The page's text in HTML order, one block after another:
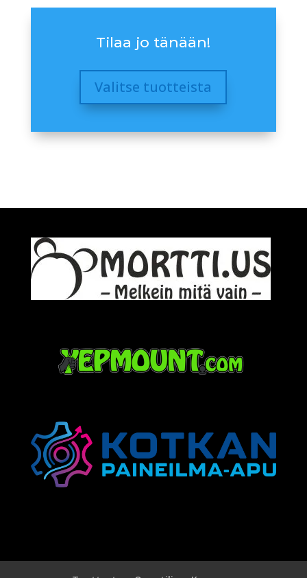
Tilaa jo tänään!
Valitse tuotteista